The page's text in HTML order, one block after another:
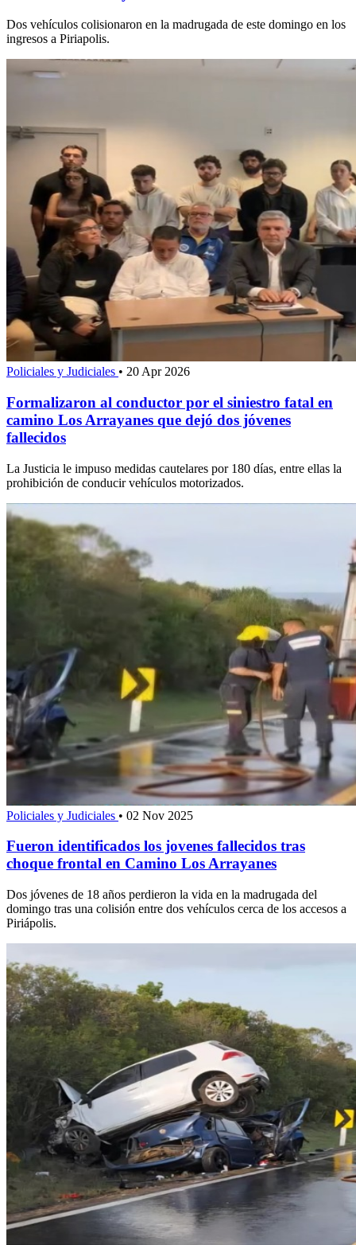
Dos vehículos colisionaron en la madrugada de este domingo en los
ingresos a Piriapolis.
Policiales y Judiciales • 20 Apr 2026
Formalizaron al conductor por el siniestro fatal en
camino Los Arrayanes que dejó dos jóvenes
fallecidos
La Justicia le impuso medidas cautelares por 180 días, entre ellas la
prohibición de conducir vehículos motorizados.
Policiales y Judiciales • 02 Nov 2025
Fueron identificados los jovenes fallecidos tras
choque frontal en Camino Los Arrayanes
Dos jóvenes de 18 años perdieron la vida en la madrugada del
domingo tras una colisión entre dos vehículos cerca de los accesos a
Piriápolis.